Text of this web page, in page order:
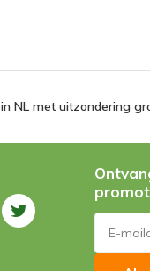
NL met uitzondering